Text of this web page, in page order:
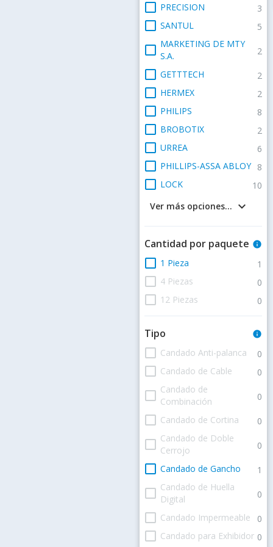
check_box_outline_blank PRECISION 3
check_box_outline_blank SANTUL 5
check_box_outline_blank MARKETING DE MTY
S.A.
2
check_box_outline_blank GETTTECH 2
check_box_outline_blank HERMEX 2
check_box_outline_blank PHILIPS 8
check_box_outline_blank BROBOTIX 2
check_box_outline_blank URREA 6
check_box_outline_blank PHILLIPS-ASSA ABLOY 8
check_box_outline_blank LOCK 10
keyboard_arrow_down
Ver más opciones...
Cantidad por paquete info
check_box_outline_blank 1 Pieza 1
check_box_outline_blank 4 Piezas 0
check_box_outline_blank 12 Piezas 0
Tipo info
check_box_outline_blank Candado Anti-palanca 0
check_box_outline_blank Candado de Cable 0
check_box_outline_blank Candado de
Combinación
0
check_box_outline_blank Candado de Cortina 0
check_box_outline_blank Candado de Doble
Cerrojo
0
check_box_outline_blank Candado de Gancho 1
check_box_outline_blank Candado de Huella
Digital
0
check_box_outline_blank Candado Impermeable 0
check_box_outline_blank Candado para Exhibidor 0